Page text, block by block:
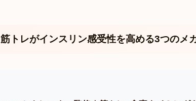
筋トレがインスリン感受性を高める3つのメ